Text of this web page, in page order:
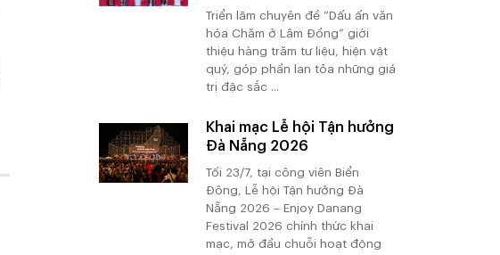
Triển lãm chuyên đề “Dấu ấn văn
hóa Chăm ở Lâm Đồng” giới
thiệu hàng trăm tư liệu, hiện vật
quý, góp phần lan tỏa những giá
trị đặc sắc ...
Khai mạc Lễ hội Tận hưởng
Đà Nẵng 2026
Tối 23/7, tại công viên Biển
Đông, Lễ hội Tận hưởng Đà
Nẵng 2026 – Enjoy Danang
Festival 2026 chính thức khai
mạc, mở đầu chuỗi hoạt động